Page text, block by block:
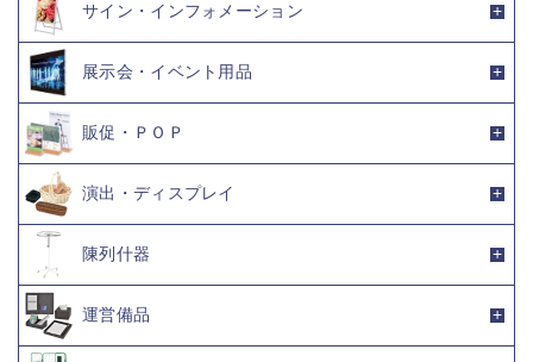
サイン・インフォメーション
展示会・イベント用品
販促・ＰＯＰ
演出・ディスプレイ
陳列什器
運営備品